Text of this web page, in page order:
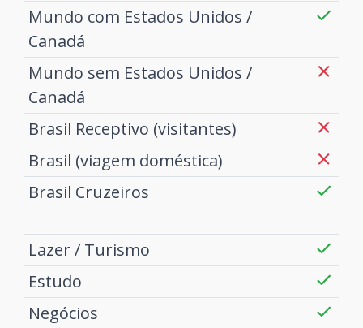
Mundo com Estados Unidos /
Canadá
Mundo sem Estados Unidos /
Canadá
Brasil Receptivo (visitantes)
Brasil (viagem doméstica)
Brasil Cruzeiros
Lazer / Turismo
Estudo
Negócios